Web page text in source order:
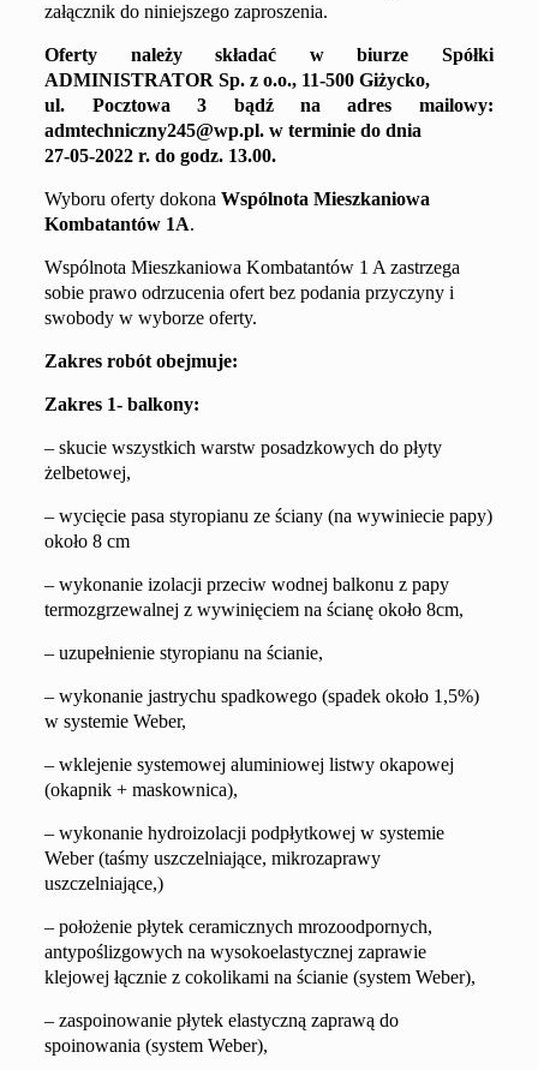
załącznik do niniejszego zaproszenia.
Oferty należy składać w biurze Spółki
ADMINISTRATORSp. z o.o., 11-500 Giżycko,
ul. Pocztowa 3 bądź na adres mailowy:
admtechniczny245@wp.pl.w terminie do dnia
27-05-2022 r. do godz. 13.00.
Wyboru oferty dokonaWspólnota Mieszkaniowa
Kombatantów 1A.
Wspólnota Mieszkaniowa Kombatantów 1 A zastrzega
sobie prawo odrzucenia ofert bez podania przyczyny i
swobody w wyborze oferty.
Zakres robót obejmuje:
Zakres 1- balkony:
– skucie wszystkich warstw posadzkowych do płyty
żelbetowej,
–wycięcie pasa styropianu ze ściany (na wywiniecie papy)
około8 cm
–wykonanie izolacjiprzeciw wodnej balkonuz papy
termozgrzewalnejz wywinięciem na ścianę około8cm,
– uzupełnienie styropianu na ścianie,
–wykonanie jastrychu spadkowego (spadekokoło 1,5%)
w systemie Weber,
–wklejenie systemowej aluminiowej listwy okapowej
(okapnik + maskownica),
– wykonaniehydroizolacjipodpłytkowejw systemie
Weber(taśmy uszczelniające, mikrozaprawy
uszczelniające,)
–położenie płytek ceramicznych mrozoodpornych,
antypoślizgowychna wysokoelastycznej zaprawie
klejowej łącznie z cokolikami na ścianie(system Weber),
– zaspoinowanie płytek elastyczną zaprawą do
spoinowania (system Weber),